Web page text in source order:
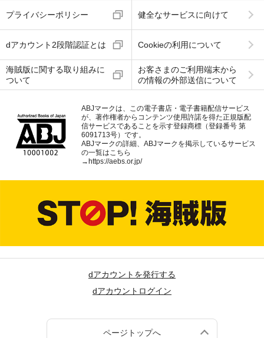
プライバシーポリシー 健全なサービスに向けて
dアカウント2段階認証とは Cookieの利用について
海賊版に関する取り組みに
ついて
お客さまのご利用端末から
の情報の外部送信について
ABJマークは、この電子書店・電子書籍配信サービス
が、著作権者からコンテンツ使用許諾を得た正規版配
信サービスであることを示す登録商標（登録番号 第
6091713号）です。
ABJマークの詳細、ABJマークを掲示しているサービス
の一覧はこちら
→https://aebs.or.jp/
dアカウントを発行する
dアカウントログイン
ページトップへ